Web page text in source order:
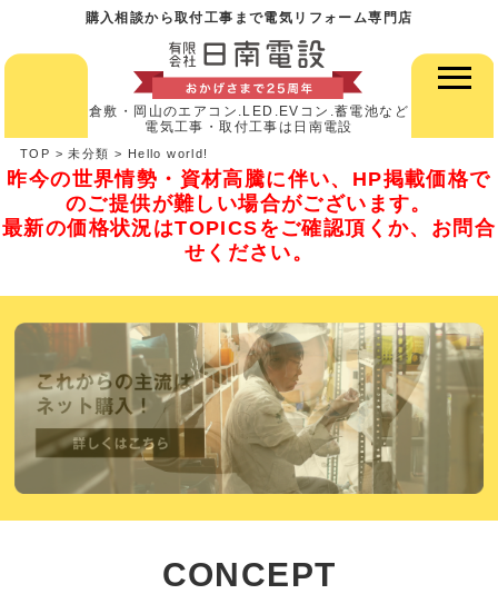
購入相談から取付工事まで電気リフォーム専門店
倉敷・岡山のエアコン.LED.EVコン.蓄電池など
電気工事・取付工事は日南電設
TOP >未分類 > Hello world!
昨今の世界情勢・資材高騰に伴い、HP掲載価格で
のご提供が難しい場合がございます。
最新の価格状況はTOPICSをご確認頂くか、お問合
せください。
CONCEPT